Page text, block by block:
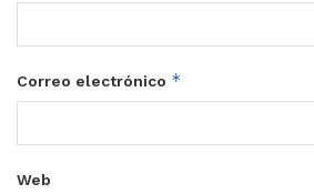
Correo electrónico *
Web